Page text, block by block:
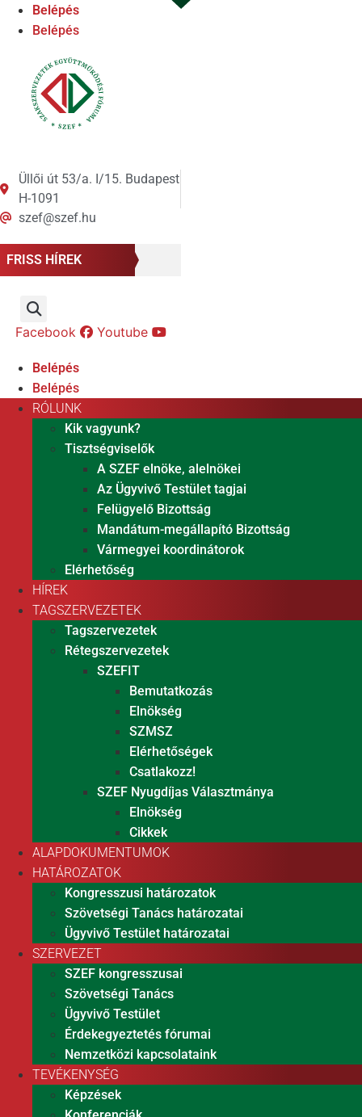
UgrásBelépés
Belépés
Üllői út 53/a. I/15. Budapest
H-1091
szef@szef.hu
FRISS HÍREK
Facebook Youtube
Belépés
Belépés
RÓLUNK
Kik vagyunk?
Tisztségviselők
A SZEF elnöke, alelnökei
Az Ügyvivő Testület tagjai
Felügyelő Bizottság
Mandátum-megállapító Bizottság
Vármegyei koordinátorok
Elérhetőség
HÍREK
TAGSZERVEZETEK
Tagszervezetek
Rétegszervezetek
SZEFIT
Bemutatkozás
Elnökség
SZMSZ
Elérhetőségek
Csatlakozz!
SZEF Nyugdíjas Választmánya
Elnökség
Cikkek
ALAPDOKUMENTUMOK
HATÁROZATOK
Kongresszusi határozatok
Szövetségi Tanács határozatai
Ügyvivő Testület határozatai
SZERVEZET
SZEF kongresszusai
Szövetségi Tanács
Ügyvivő Testület
Érdekegyeztetés fórumai
Nemzetközi kapcsolataink
TEVÉKENYSÉG
Képzések